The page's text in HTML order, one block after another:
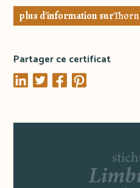
plus d'information surThorn
Partager ce certificat